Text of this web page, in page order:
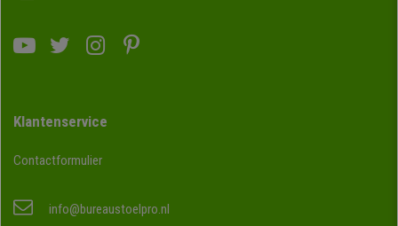
Klantenservice
Contactformulier
info@bureaustoelpro.nl